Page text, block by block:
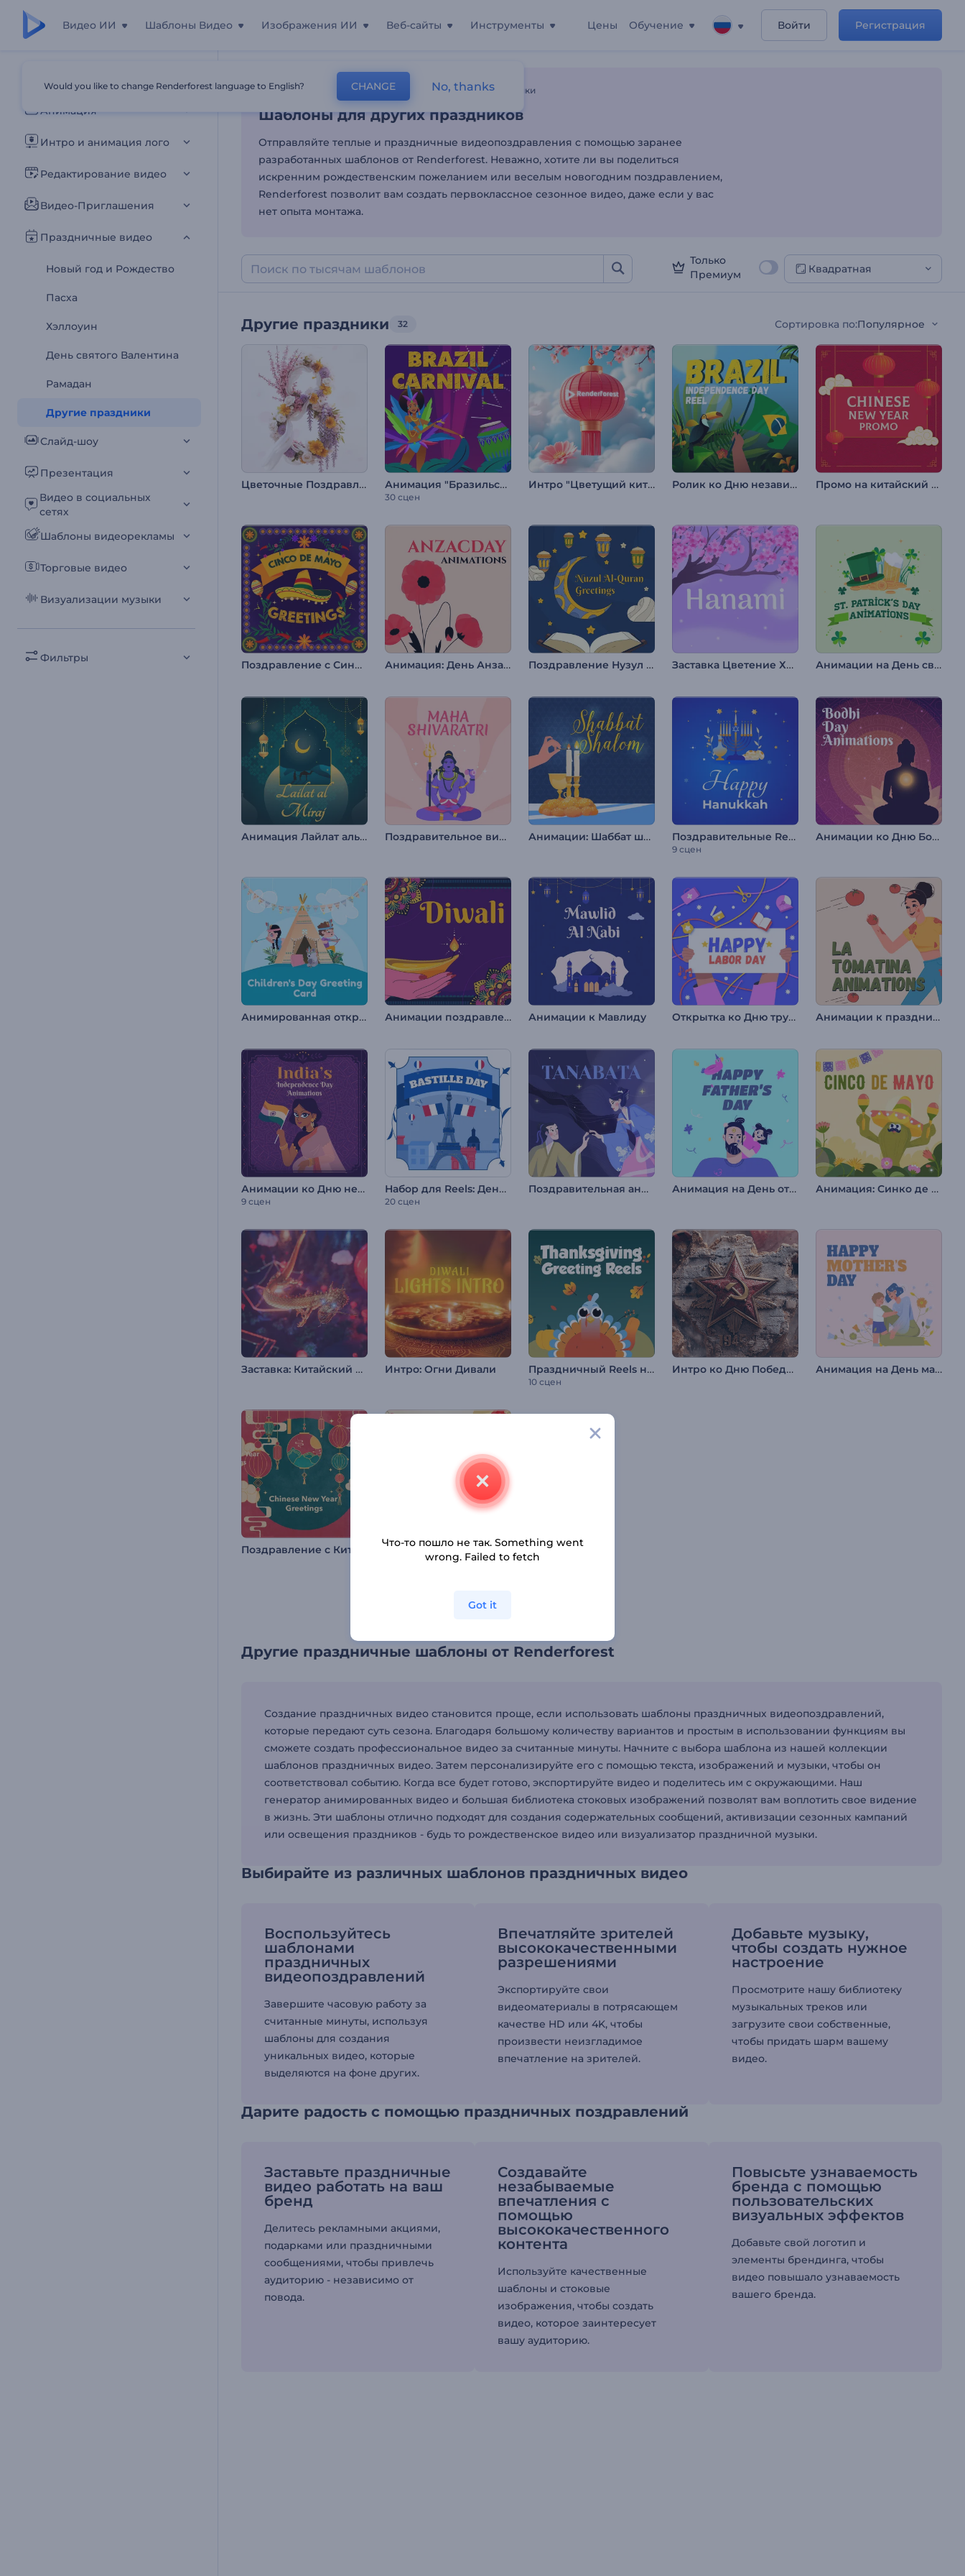
Видео ИИ Шаблоны Видео Изображения ИИ Веб-сайты Инструменты Цены Обучение Войти Регистрация
Все шаблоны
Анимация
Интро и анимация лого
Редактирование видео
Видео-Приглашения
Праздничные видео
Новый год и Рождество
Пасха
Хэллоуин
День святого Валентина
Рамадан
Другие праздники
Слайд-шоу
Презентация
Видео в социальных
сетях
Шаблоны видеорекламы
Торговые видео
Визуализации музыки
Фильтры
Шаблоны для других праздников
Главная Шаблоны Праздничные Видео Другие Праздники
Шаблоны для других праздников
Отправляйте теплые и праздничные видеопоздравления с помощью заранее
разработанных шаблонов от Renderforest. Неважно, хотите ли вы поделиться
искренним рождественским пожеланием или веселым новогодним поздравлением,
Renderforest позволит вам создать первоклассное сезонное видео, даже если у вас
нет опыта монтажа.
Только
Премиум
Квадратная
Другие праздники 32 Сортировка по:Популярное
Цветочные Поздравления с 8 Марта Анимация "Бразильский карнавал"
30 сцен
Интро "Цветущий китайский Новый год" Ролик ко Дню независимости Бразилии Промо на китайский Новый год
Поздравление с Синко Де Майо Анимация: День Анзака Поздравление Нузул Ал-Коран Заставка Цветение Ханами Анимации на День св. Патрика
Анимация Лайлат аль Мирадж Поздравительное видео на Маха Шивратри Анимации: Шаббат шалом Поздравительные Reels на Хануку
9 сцен
Анимации ко Дню Бодхи
Анимированная открытка ко Дню детей Анимации поздравления с Дивали Анимации к Мавлиду Открытка ко Дню труда Анимации к празднику Томатина
Анимации ко Дню независимости Индии
9 сцен
Набор для Reels: День взятия Бастилии
20 сцен
Поздравительная анимация: Танабата Анимация на День отца Анимация: Синко де Майо
Заставка: Китайский Новый год Интро: Огни Дивали Праздничный Reels на День благодарения
10 сцен
Интро ко Дню Победы — 9 Мая Анимация на День матери
Поздравительно видео на Сэцубун
Другие праздничные шаблоны от Renderforest
Создание праздничных видео становится проще, если использовать шаблоны праздничных видеопоздравлений,
которые передают суть сезона. Благодаря большому количеству вариантов и простым в использовании функциям вы
сможете создать профессиональное видео за считанные минуты. Начните с выбора шаблона из нашей коллекции
шаблонов праздничных видео. Затем персонализируйте его с помощью текста, изображений и музыки, чтобы он
соответствовал событию. Когда все будет готово, экспортируйте видео и поделитесь им с окружающими. Наш
генератор анимированных видео и большая библиотека стоковых изображений позволят вам воплотить свое видение
в жизнь. Эти шаблоны отлично подходят для создания содержательных сообщений, активизации сезонных кампаний
или освещения праздников - будь то рождественское видео или визуализатор праздничной музыки.
Выбирайте из различных шаблонов праздничных видео
Воспользуйтесь
шаблонами
праздничных
видеопоздравлений
Завершите часовую работу за
считанные минуты, используя
шаблоны для создания
уникальных видео, которые
выделяются на фоне других.
Впечатляйте зрителей
высококачественными
разрешениями
Экспортируйте свои
видеоматериалы в потрясающем
качестве HD или 4K, чтобы
произвести неизгладимое
впечатление на зрителей.
Добавьте музыку,
чтобы создать нужное
настроение
Просмотрите нашу библиотеку
музыкальных треков или
загрузите свои собственные,
чтобы придать шарм вашему
видео.
Дарите радость с помощью праздничных поздравлений
Заставьте праздничные
видео работать на ваш
бренд
Делитесь рекламными акциями,
подарками или праздничными
сообщениями, чтобы привлечь
аудиторию - независимо от
повода.
Создавайте
незабываемые
впечатления с
помощью
высококачественного
контента
Используйте качественные
шаблоны и стоковые
изображения, чтобы создать
видео, которое заинтересует
вашу аудиторию.
Повысьте узнаваемость
бренда с помощью
пользовательских
визуальных эффектов
Добавьте свой логотип и
элементы брендинга, чтобы
видео повышало узнаваемость
вашего бренда.
Would you like to change Renderforest language to English? CHANGE No, thanks
Что-то пошло не так. Something went
wrong. Failed to fetch
Got it